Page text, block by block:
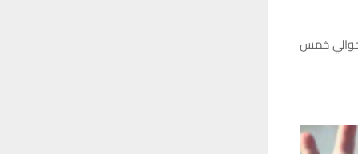
حوالي خمس